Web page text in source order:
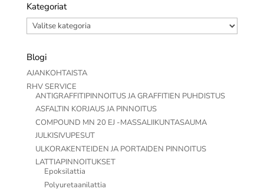
Kategoriat
Kategoriat
Blogi
AJANKOHTAISTA
RHV SERVICE
ANTIGRAFFITIPINNOITUS JA GRAFFITIEN PUHDISTUS
ASFALTIN KORJAUS JA PINNOITUS
COMPOUND MN 20 EJ -MASSALIIKUNTASAUMA
JULKISIVUPESUT
ULKORAKENTEIDEN JA PORTAIDEN PINNOITUS
LATTIAPINNOITUKSET
Epoksilattia
Polyuretaanilattia